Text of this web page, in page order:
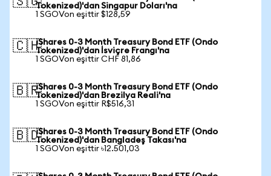
Tokenized)'dan Singapur Doları'na
1 SGOVon eşittir $128,59
🇨🇭iShares 0-3 Month Treasury Bond ETF (Ondo
Tokenized)'dan İsviçre Frangı'na
1 SGOVon eşittir CHF 81,86
🇧🇷iShares 0-3 Month Treasury Bond ETF (Ondo
Tokenized)'dan Brezilya Reali'na
1 SGOVon eşittir R$516,31
🇧🇩iShares 0-3 Month Treasury Bond ETF (Ondo
Tokenized)'dan Bangladeş Takası'na
1 SGOVon eşittir ৳12.501,03